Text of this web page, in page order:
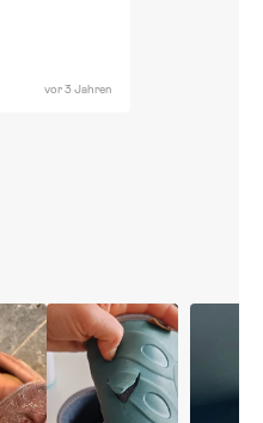
vor 3 Jahren